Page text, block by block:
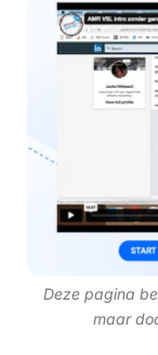
Deze pagina
maar